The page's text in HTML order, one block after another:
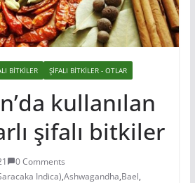
BITKILER ŞIFALI BITKILER - OTLAR
kullanılan
şifalı bitkiler
0 Comments
Indica),Ashwagandha,Bael,